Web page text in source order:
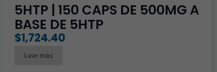
5HTP | 150 CAPS DE 500MG A
BASE DE 5HTP
$1,724.40
Leer más